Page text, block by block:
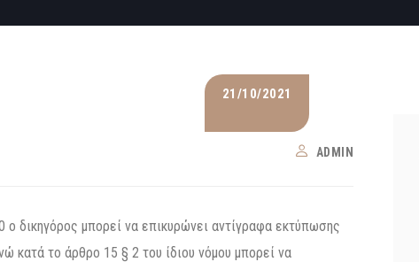
21/10/2021
ADMIN
δικηγόρος μπορεί να επικυρώνει αντίγραφα εκτύπωσης
το άρθρο 15 § 2 του ίδιου νόμου μπορεί να